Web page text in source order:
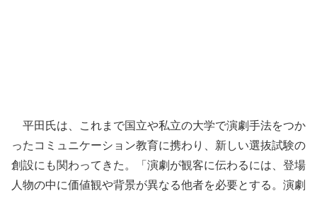
平田氏は、これまで国立や私立の大学で演劇手法をつか
ったコミュニケーション教育に携わり、新しい選抜試験の
創設にも関わってきた。「演劇が観客に伝わるには、登場
人物の中に価値観や背景が異なる他者を必要とする。演劇